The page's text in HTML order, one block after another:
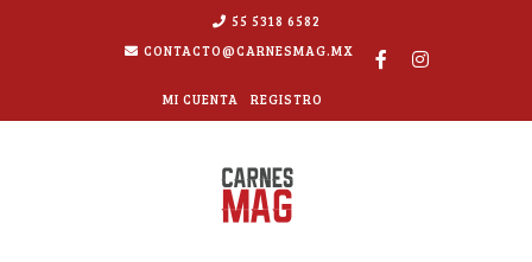
55 5318 6582
CONTACTO@CARNESMAG.MX
MI CUENTA REGISTRO